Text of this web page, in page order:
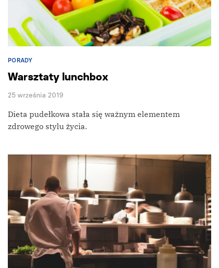
PORADY
Warsztaty lunchbox
25 września 2019
Dieta pudełkowa stała się ważnym elementem
zdrowego stylu życia.